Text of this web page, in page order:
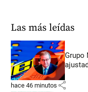
Las más leídas
Grupo
hace 46 minutos share